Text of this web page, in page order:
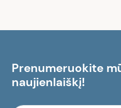
Prenumeruokite
naujienlaiškį!